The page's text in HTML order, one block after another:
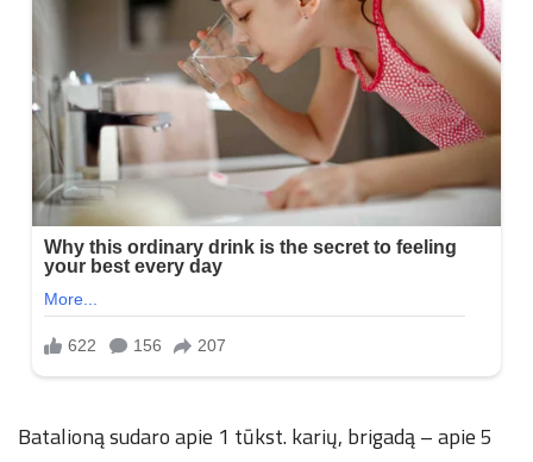
Batalioną sudaro apie 1 tūkst. karių, brigadą – apie 5